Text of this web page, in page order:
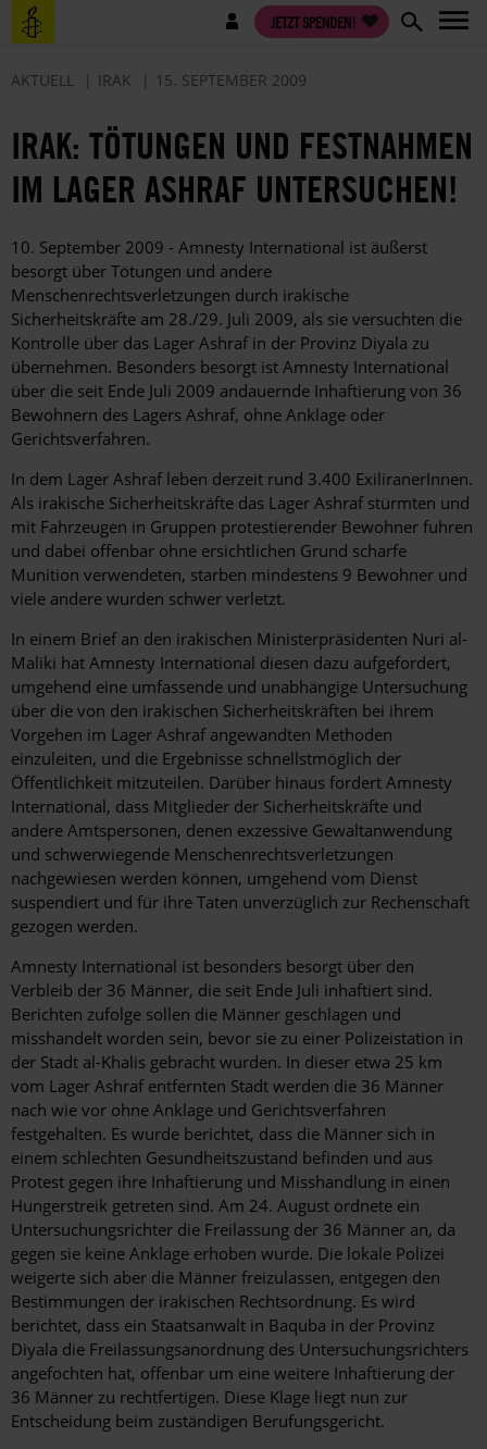
Direkt
zum
Benutzermenü JETZT SPENDEN!
AKTUELL IRAK 15. SEPTEMBER 2009
IRAK: TÖTUNGEN UND FESTNAHMEN
IM LAGER ASHRAF UNTERSUCHEN!
10. September 2009 - Amnesty International ist äußerst
besorgt über Tötungen und andere
Menschenrechtsverletzungen durch irakische
Sicherheitskräfte am 28./29. Juli 2009, als sie versuchten die
Kontrolle über das Lager Ashraf in der Provinz Diyala zu
übernehmen. Besonders besorgt ist Amnesty International
über die seit Ende Juli 2009 andauernde Inhaftierung von 36
Bewohnern des Lagers Ashraf, ohne Anklage oder
Gerichtsverfahren.
In dem Lager Ashraf leben derzeit rund 3.400 ExiliranerInnen.
Als irakische Sicherheitskräfte das Lager Ashraf stürmten und
mit Fahrzeugen in Gruppen protestierender Bewohner fuhren
und dabei offenbar ohne ersichtlichen Grund scharfe
Munition verwendeten, starben mindestens 9 Bewohner und
viele andere wurden schwer verletzt.
In einem Brief an den irakischen Ministerpräsidenten Nuri al-
Maliki hat Amnesty International diesen dazu aufgefordert,
umgehend eine umfassende und unabhängige Untersuchung
über die von den irakischen Sicherheitskräften bei ihrem
Vorgehen im Lager Ashraf angewandten Methoden
einzuleiten, und die Ergebnisse schnellstmöglich der
Öffentlichkeit mitzuteilen. Darüber hinaus fordert Amnesty
International, dass Mitglieder der Sicherheitskräfte und
andere Amtspersonen, denen exzessive Gewaltanwendung
und schwerwiegende Menschenrechtsverletzungen
nachgewiesen werden können, umgehend vom Dienst
suspendiert und für ihre Taten unverzüglich zur Rechenschaft
gezogen werden.
Amnesty International ist besonders besorgt über den
Verbleib der 36 Männer, die seit Ende Juli inhaftiert sind.
Berichten zufolge sollen die Männer geschlagen und
misshandelt worden sein, bevor sie zu einer Polizeistation in
der Stadt al-Khalis gebracht wurden. In dieser etwa 25 km
vom Lager Ashraf entfernten Stadt werden die 36 Männer
nach wie vor ohne Anklage und Gerichtsverfahren
festgehalten. Es wurde berichtet, dass die Männer sich in
einem schlechten Gesundheitszustand befinden und aus
Protest gegen ihre Inhaftierung und Misshandlung in einen
Hungerstreik getreten sind. Am 24. August ordnete ein
Untersuchungsrichter die Freilassung der 36 Männer an, da
gegen sie keine Anklage erhoben wurde. Die lokale Polizei
weigerte sich aber die Männer freizulassen, entgegen den
Bestimmungen der irakischen Rechtsordnung. Es wird
berichtet, dass ein Staatsanwalt in Baquba in der Provinz
Diyala die Freilassungsanordnung des Untersuchungsrichters
angefochten hat, offenbar um eine weitere Inhaftierung der
36 Männer zu rechtfertigen. Diese Klage liegt nun zur
Entscheidung beim zuständigen Berufungsgericht.